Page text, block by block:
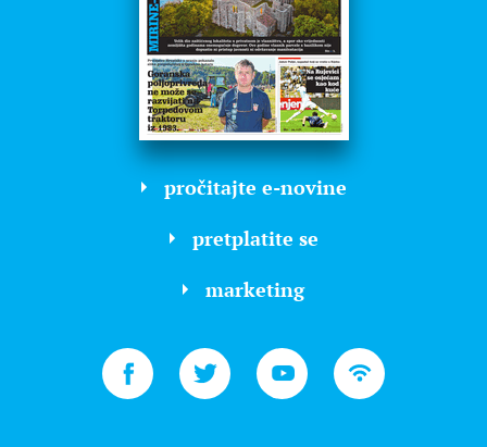
pročitajte e-novine
pretplatite se
marketing